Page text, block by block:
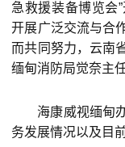
急救援装备博览会
开展广泛交流与合
而共同努力，云南
缅甸消防局觉奈主
海康威视缅甸
务发展情况以及目